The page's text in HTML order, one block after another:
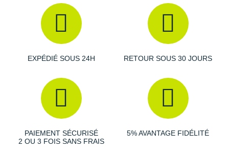
EXPÉDIÉ SOUS 24H RETOUR SOUS 30 JOURS
PAIEMENT SÉCURISÉ
2 OU 3 FOIS SANS FRAIS
5% AVANTAGE FIDÉLITÉ
Withings
X-Bionic
X-Socks
+ Voir toutes les marques